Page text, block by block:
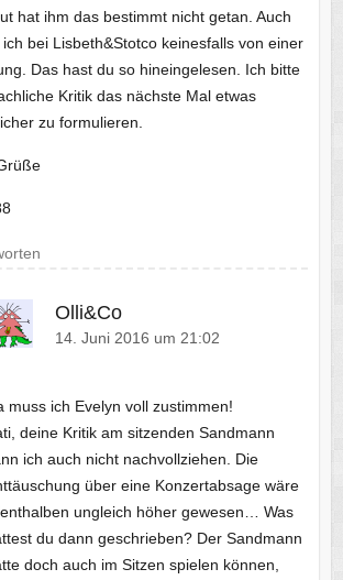
hat ihm das bestimmt nicht getan. Auch
bei Lisbeth&Stotco keinesfalls von einer
Das hast du so hineingelesen. Ich bitte
Kritik das nächste Mal etwas
zu formulieren.
Olli&Co
14. Juni 2016 um 21:02
muss ich Evelyn voll zustimmen!
deine Kritik am sitzenden Sandmann
ich auch nicht nachvollziehen. Die
über eine Konzertabsage wäre
ungleich höher gewesen… Was
du dann geschrieben? Der Sandmann
doch auch im Sitzen spielen können,